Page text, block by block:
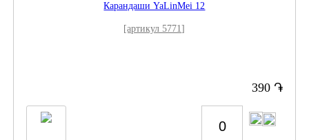
Карандаши YaLinMei 12
[артикул 5771]
390 ֏